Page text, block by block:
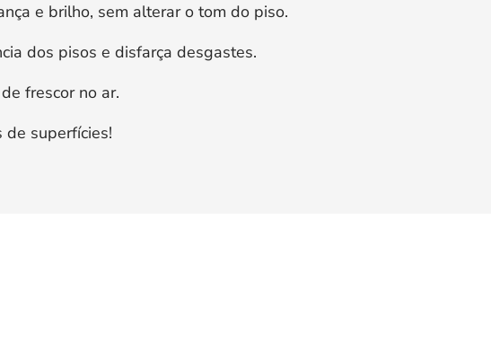
e brilho, sem alterar o tom do piso.
dos pisos e disfarça desgastes.
frescor no ar.
de superfícies!